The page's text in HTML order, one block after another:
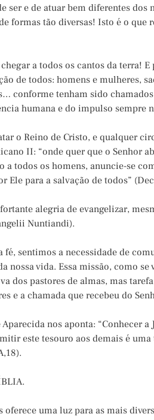
ser e de atuar bem diferentes dos
formas tão diversas! Isto é o que
a todos os cantos da terra!
de todos: homens e mulheres,
conforme tenham sido
humana e do impulso sempre
o Reino de Cristo, e qualquer
II: “onde quer que o Senhor
todos os homens, anuncie-se
Ele para a salvação de todos”
alegria de evangelizar,
Nuntiandi).
fé, sentimos a necessidade de
nossa vida. Essa missão, como
dos pastores de almas, mas
e a chamada que recebeu do
nos aponta: “Conhecer a
este tesouro aos demais é
oferece uma luz para as mais